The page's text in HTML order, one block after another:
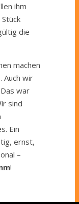
ihm
die
machen
Auch wir
war
sind
Ein
ernst,
–
!